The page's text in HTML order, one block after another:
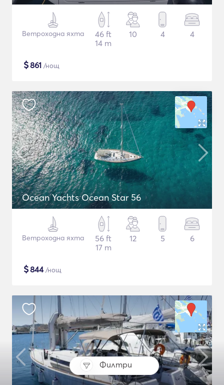
Филтри
Ветроходна яхта
46 ft
14 m
10 4 4
$861 /нощ
Ocean Yachts Ocean Star 56
Ветроходна яхта
56 ft
17 m
12 5 6
$844/нощ